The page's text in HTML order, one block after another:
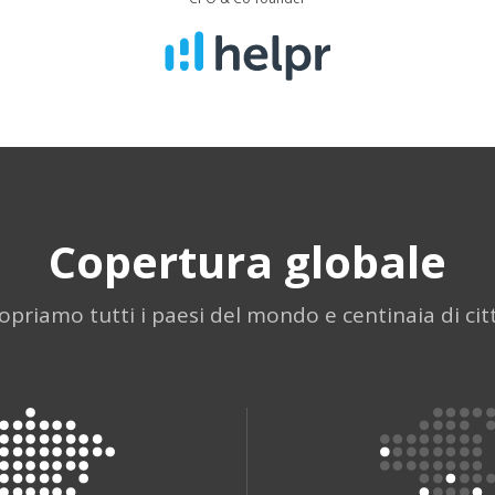
Copertura globale
tutti i paesi del mondo e centinaia di